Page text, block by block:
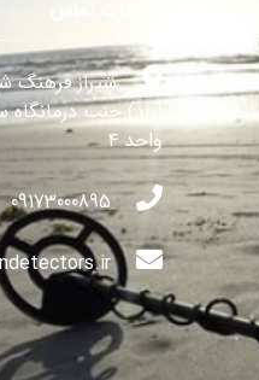
شیراز فرهنگ
آباد) جنب
واحد ۴
09173000895